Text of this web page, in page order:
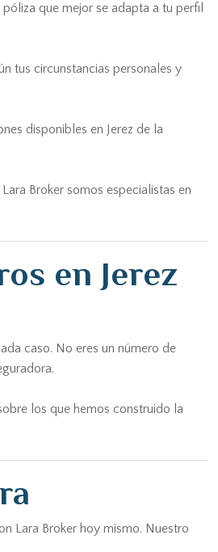
que mejor se adapta a tu perfil
tus circunstancias personales y
disponibles en Jerez de la
Broker somos especialistas en
en Jerez
caso. No eres un número de
los que hemos construido la
Lara Broker hoy mismo. Nuestro